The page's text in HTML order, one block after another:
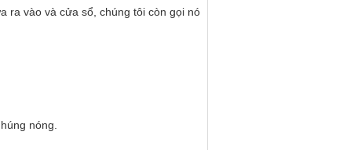
ra vào và cửa sổ, chúng tôi còn gọi nó
nóng.